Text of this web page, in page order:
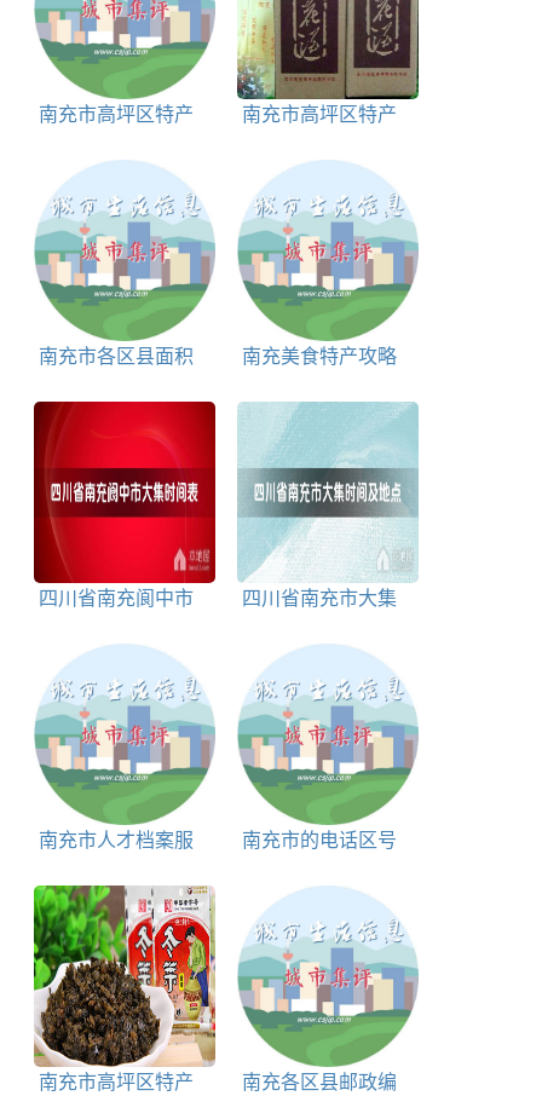
南充市高坪区特产
南充市高坪区特产
南充市各区县面积
南充美食特产攻略
四川省南充阆中市
四川省南充市大集
南充市人才档案服
话
南充市的电话区号
南充市高坪区特产 南充各区县邮政编